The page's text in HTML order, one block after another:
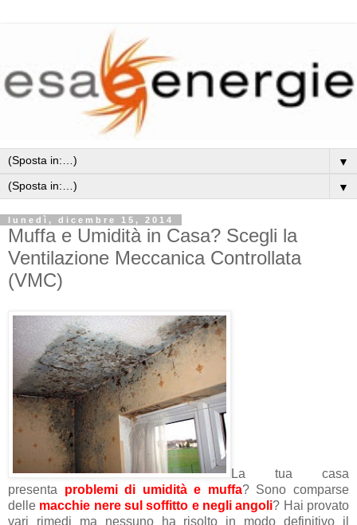
▼
▼
lunedì, dicembre 15, 2014
Muffa e Umidità in Casa? Scegli la
Ventilazione Meccanica Controllata
(VMC)
La tua casa
presenta problemi di umidità e muffa? Sono comparse
delle macchie nere sul soffitto e negli angoli? Hai provato
vari rimedi ma nessuno ha risolto in modo definitivo il